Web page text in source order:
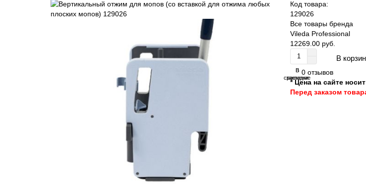
Код товара:
129026
Все товары бренда
Vileda Professional
12269.00 руб.
В
В
закладки
В
сравнение
0 отзывов
* Цена на сайте
Перед заказом